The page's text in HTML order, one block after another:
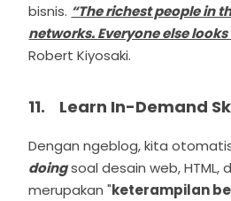
bisnis. “The richest people in
networks. Everyone else
Robert Kiyosaki.
11. Learn In-Demand
Dengan ngeblog, kita
doingsoal desain web, HTML,
merupakan "keterampilan